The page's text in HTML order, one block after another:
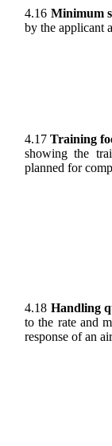
4.16 Minimum
by the applicant
4.17 Training
showing the
planned for
4.18 Handling
to the rate and
response of an